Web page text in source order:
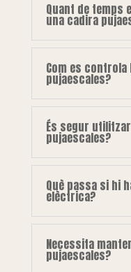
Quant de temps
una cadira
Com es controla
pujaescales?
És segur
pujaescales?
Què passa si hi
elèctrica?
Necessita
pujaescales?